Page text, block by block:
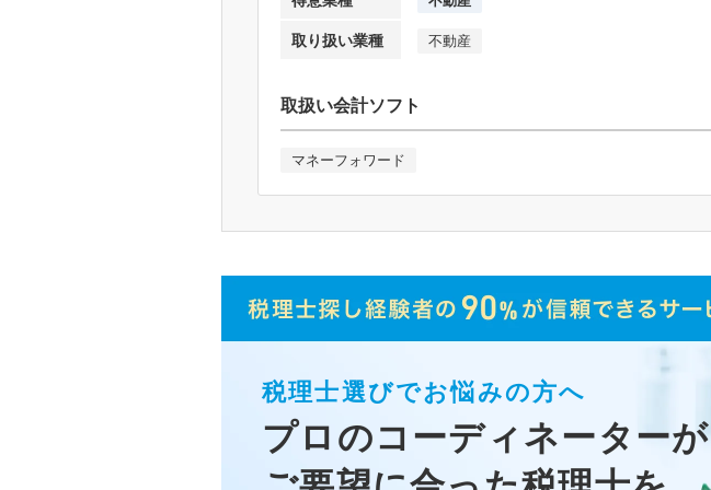
取り扱い業種 不動産
取扱い会計ソフト
マネーフォワード
税理士選びでお悩みの方へ
プロのコーディネーターが